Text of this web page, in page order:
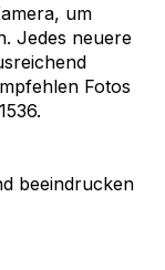
um
Jedes neuere
Fotos
beeindrucken